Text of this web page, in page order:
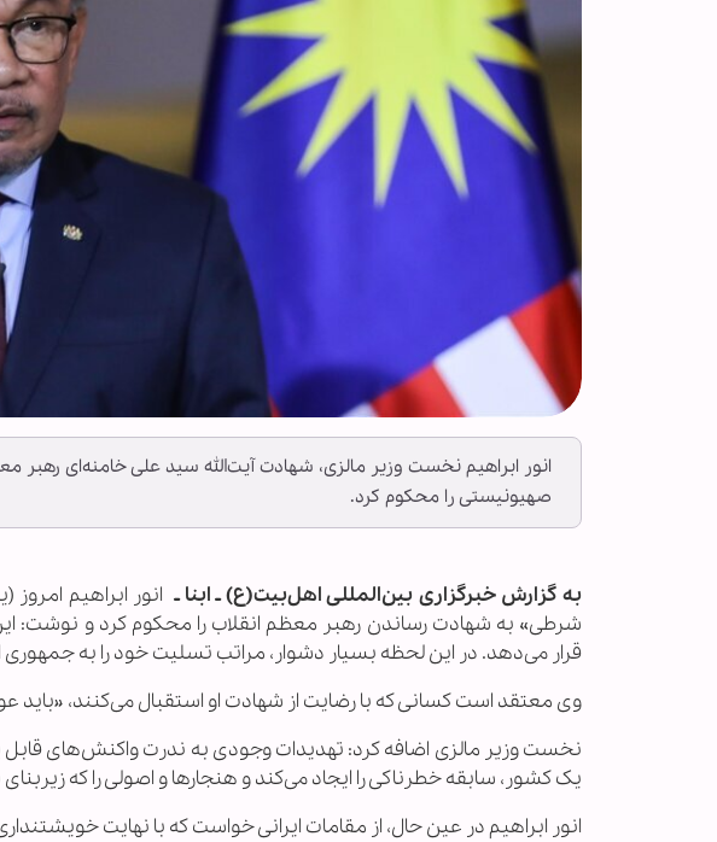
انور ابراهیم نخست وزیر مالزی، شهادت آیت‌الله سید علی خامنه‌ای رهبر
صهیونیستی را محکوم کرد.
به گزارش خبرگزاری بین‌المللی اهل‌بیت(ع) ـ ابنا ـ انور ابراهیم
شرطی» به شهادت رساندن رهبر معظم انقلاب را محکوم کرد و نوشت: این
قرار می‌دهد. در این لحظه بسیار دشوار، مراتب تسلیت خود را به جمهوری
وی معتقد است کسانی که با رضایت از شهادت او استقبال می‌کنند،
نخست وزیر مالزی اضافه کرد: تهدیدات وجودی به ندرت واکنش‌های
یک کشور، سابقه خطرناکی را ایجاد می‌کند و هنجارها و اصولی را که
انور ابراهیم در عین حال، از مقامات ایرانی خواست که با نهایت